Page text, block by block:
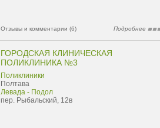
Отзывы и комментарии (6) Подробнее
ГОРОДСКАЯ КЛИНИЧЕСКАЯ
ПОЛИКЛИНИКА №3
Поликлиники
Полтава
Левада - Подол
пер. Рыбальский, 12в